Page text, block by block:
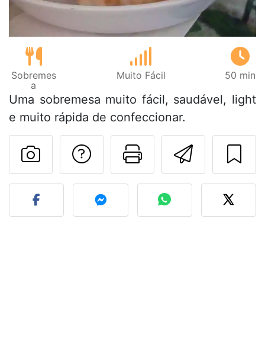
Sobremes
a
Muito Fácil 50 min
Uma sobremesa muito fácil, saudável, light
e muito rápida de confeccionar.
Imprima
Falar com o autor
Fez esta receita?